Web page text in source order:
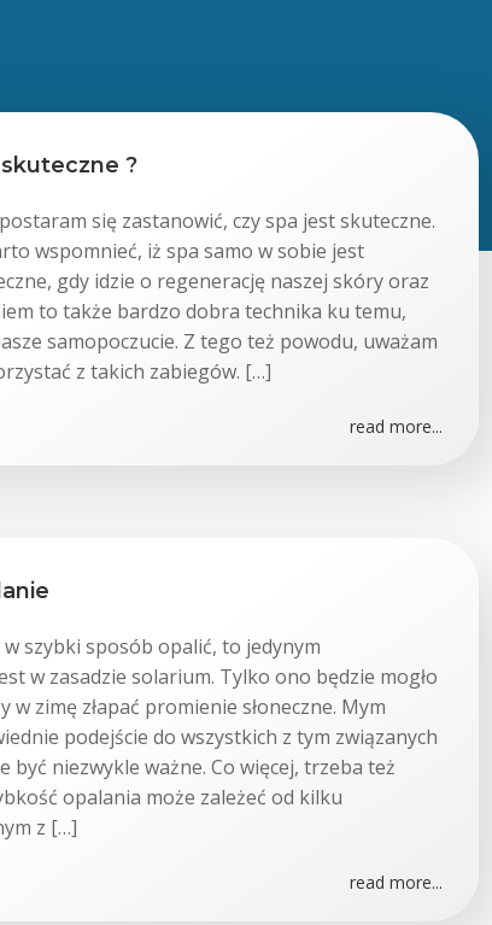
?
się zastanowić, czy spa jest skuteczne.
wspomnieć, iż spa samo w sobie jest
gdy idzie o regenerację naszej skóry oraz
to także bardzo dobra technika ku temu,
samopoczucie. Z tego też powodu, uważam
z takich zabiegów. […]
read more...
w szybki sposób opalić, to jedynym
w zasadzie solarium. Tylko ono będzie mogło
w zimę złapać promienie słoneczne. Mym
podejście do wszystkich z tym związanych
być niezwykle ważne. Co więcej, trzeba też
opalania może zależeć od kilku
z […]
read more...